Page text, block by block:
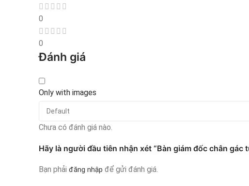
0
0
Đánh giá
Only with images
Chưa có đánh giá nào.
Hãy là người đầu tiên nhận xét “Bàn giám đốc chân gác
Bạn phải đăng nhập để gửi đánh giá.